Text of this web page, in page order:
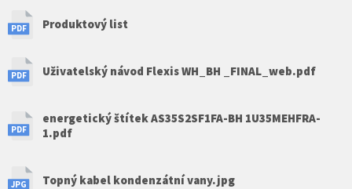
Produktový list
Uživatelský návod Flexis WH_BH _FINAL_web.pdf
energetický štítek AS35S2SF1FA-BH 1U35MEHFRA-
1.pdf
Topný kabel kondenzátní vany.jpg